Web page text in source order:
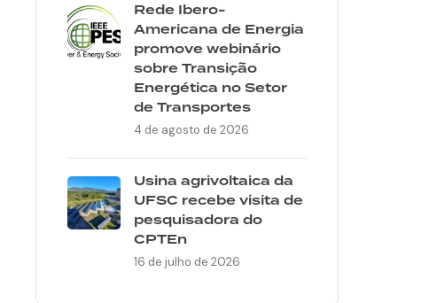
Rede Ibero-
Americana de Energia
promove webinário
sobre Transição
Energética no Setor
de Transportes
4 de agosto de 2026
Usina agrivoltaica da
UFSC recebe visita de
pesquisadora do
CPTEn
16 de julho de 2026